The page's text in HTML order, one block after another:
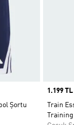
Şortu
Price
1.199 TL
Train